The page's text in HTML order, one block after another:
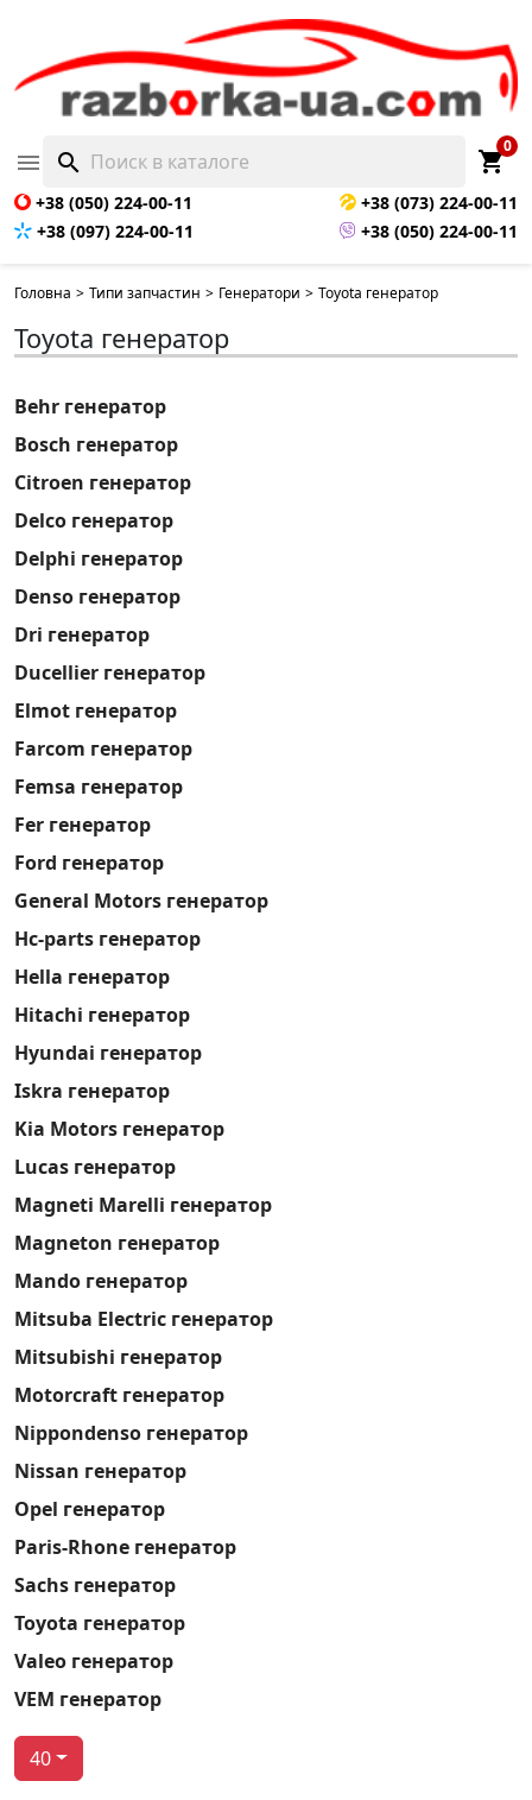
 search shopping_cart
0
+38 (050) 224-00-11
+38 (073) 224-00-11
+38 (097) 224-00-11
+38 (050) 224-00-11
Головна > Типи запчастин > Генератори > Toyota генератор
Toyota генератор
Behr генератор
Bosch генератор
Citroen генератор
Delco генератор
Delphi генератор
Denso генератор
Dri генератор
Ducellier генератор
Elmot генератор
Farcom генератор
Femsa генератор
Fer генератор
Ford генератор
General Motors генератор
Hc-parts генератор
Hella генератор
Hitachi генератор
Hyundai генератор
Iskra генератор
Kia Motors генератор
Lucas генератор
Magneti Marelli генератор
Magneton генератор
Mando генератор
Mitsuba Electric генератор
Mitsubishi генератор
Motorcraft генератор
Nippondenso генератор
Nissan генератор
Opel генератор
Paris-Rhone генератор
Sachs генератор
Toyota генератор
Valeo генератор
VEM генератор
40